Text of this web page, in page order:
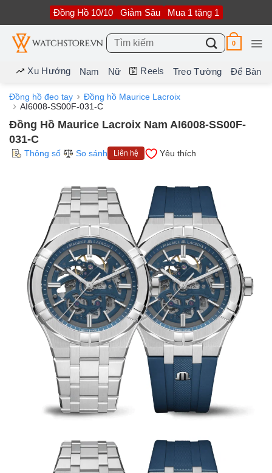
nội
dung
Đồng Hồ 10/10 Giảm Sâu Mua 1 tặng 1
Tìm
kiếm:
0
Xu Hướng Nam Nữ Reels Treo Tường Để Bàn
Đồng hồ đeo tay
Đồng hồ Maurice Lacroix
AI6008-SS00F-031-C
Đồng Hồ Maurice Lacroix Nam AI6008-SS00F-
031-C
Thông số So sánh Liên hệ Yêu thích